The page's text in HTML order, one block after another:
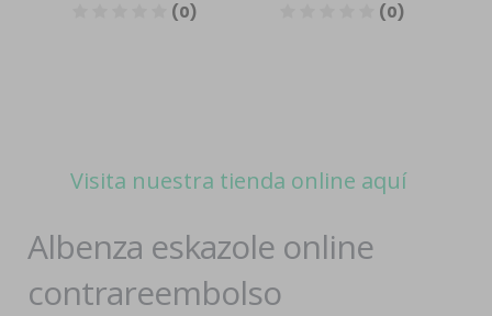
Visita nuestra tienda online aquí
Albenza eskazole online
contrareembolso